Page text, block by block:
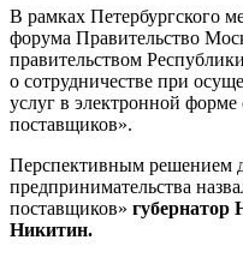
В рамках Петербургского
форума Правительство
правительством
о сотрудничестве при
услуг в электронной
поставщиков».
Перспективным решением
предпринимательства
поставщиков» губернатор
Никитин.